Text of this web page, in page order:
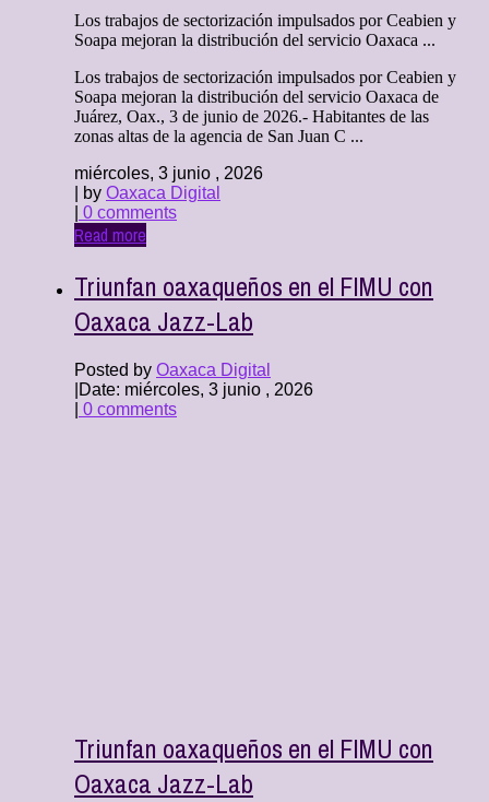
Los trabajos de sectorización impulsados por Ceabien y
Soapa mejoran la distribución del servicio Oaxaca ...
Los trabajos de sectorización impulsados por Ceabien y
Soapa mejoran la distribución del servicio Oaxaca de
Juárez, Oax., 3 de junio de 2026.- Habitantes de las
zonas altas de la agencia de San Juan C ...
miércoles, 3 junio , 2026
| by Oaxaca Digital
0 comments
Read more
Triunfan oaxaqueños en el FIMU con
Oaxaca Jazz-Lab
Posted by Oaxaca Digital
Date: miércoles, 3 junio , 2026
0 comments
Triunfan oaxaqueños en el FIMU con
Oaxaca Jazz-Lab